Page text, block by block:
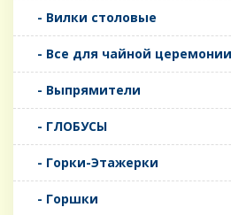
- Вилки столовые
- Все для чайной церемонии
- Выпрямители
- ГЛОБУСЫ
- Горки-Этажерки
- Горшки